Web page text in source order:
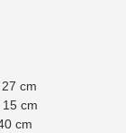
cm
cm
cm